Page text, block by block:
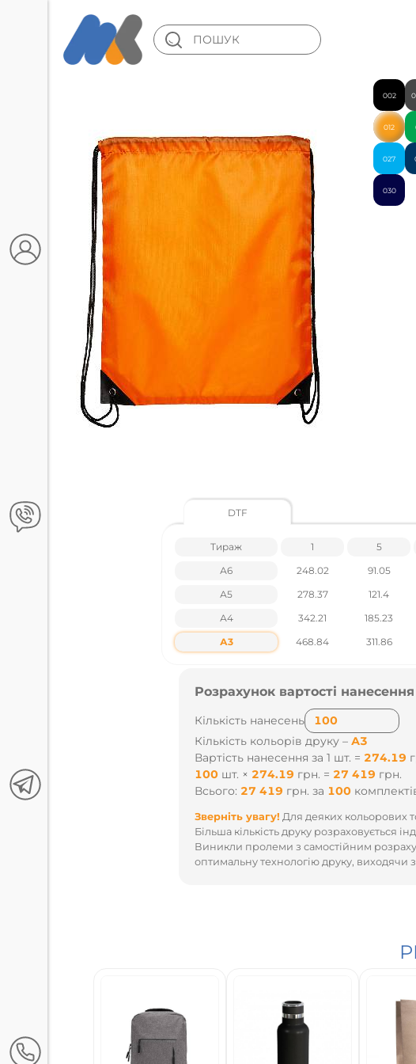
002
012
027
030
DTF
Тираж 1 5
А6
248.02 91.05
А5
278.37 121.4
А4
342.21 185.23
А3
468.84 311.86
Розрахунок вартості
Кількість нанесень
Кількість кольорів друку – А4
Вартість нанесення за 1 шт. = 155.93
20 шт.× 155.93 грн.=3 118,6 грн.
Всього: 3 119 грн.за20 комплектів
Зверніть увагу! Для деяких кольорових
Більша кількість друку розраховується
Виникли пролеми з самостійним
оптимальну технологію друку, виходячи